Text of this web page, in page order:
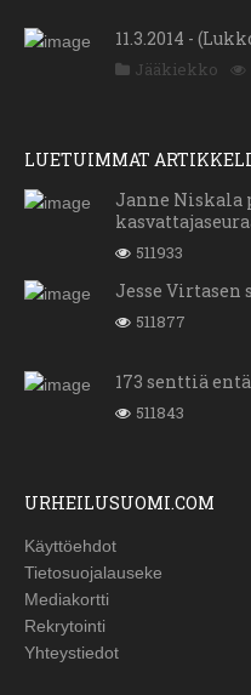
11.3.2014 -
Jääkiekko
LUETUIMMAT
Janne Niskala
511933
Jesse Virtasen
511877
173 senttiä
511843
URHEILUSUOMI.COM
Käyttöehdot
Tietosuojalauseke
Mediakortti
Rekrytointi
Yhteystiedot